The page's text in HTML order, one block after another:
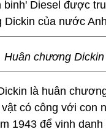
Huân chương Dickin
là huân
vật có công với con
1943 để vinh